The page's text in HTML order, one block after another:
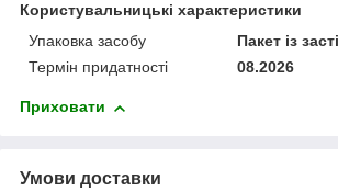
Користувальницькі характеристики
Упаковка засобу
Пакет із
Термін придатності
08.2026
Приховати
Умови доставки